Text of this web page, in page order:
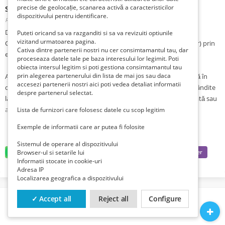
Sudor - CALIFICARE rapida (FARA curs)
Romania, Brasov, Brasov, Brasov, Publicat 3 săptămâni în urmă
DESCRIERE
Calificare SUDOR (MIG/MAG, TIG/WIG, cu arc Electric, Argon, Laser) prin
evaluare, fără curs.
Acest program de permite persoanelor care au lucrat sau lucrează în
domeniu să obțină calificarea de SUDOR pe baza experienței dobândite
la locul de muncă, fără a mai fi necesar să urmeze un curs de durată sau
altă formă de formare profesională.
Mai exact, calificarea se dobândește în urma susținerii unui examen cu
un evaluator certificat și constă într-o probă scrisă (test de tip grilă) și
una practică.
Dacă cunoști meseria de Sudor, vrei să pleci în străinătate sau ești în
plătit, înscrie-te la acest program de calificare și prezintă-te la centrul
nostru din Brașov pentru susținerea examenului (evaluare). Simplu!
Rapid! Acreditat!
precise de geolocație, scanarea activă a caracteristicilor
dispozitivului pentru identificare.
Puteti oricand sa va razganditi si sa va revizuiti optiunile
vizitand urmatoarea pagina.
Cativa dintre partenerii nostri nu cer consimtamantul tau, dar
proceseaza datele tale pe baza interesului lor legimit. Poti
obiecta intersul legitim si poti gestiona consimtamantul tau
prin alegerea partenerului din lista de mai jos sau daca
accesezi partenerii nostri aici poti vedea detaliat informatii
despre partenerul selectat.
Lista de furnizori care folosesc datele cu scop legitim
Exemple de informatii care ar putea fi folosite
Sistemul de operare al dispozitivului
Browser-ul si setarile lui
Informatii stocate in cookie-uri
Adresa IP
Localizarea geografica a dispozitivului
✓ Accept all Reject all Configure